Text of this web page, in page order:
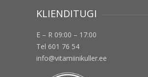
KLIENDITUGI
E – R 09:00 – 17:00
Tel 601 76 54
info@vitamiinikuller.ee